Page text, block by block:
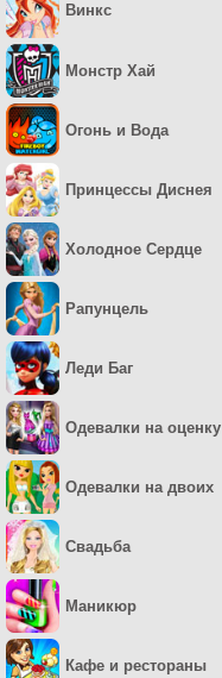
Винкс
Монстр Хай
Огонь и Вода
Принцессы Диснея
Холодное Сердце
Рапунцель
Леди Баг
Одевалки на оценку
Одевалки на двоих
Свадьба
Маникюр
Кафе и рестораны